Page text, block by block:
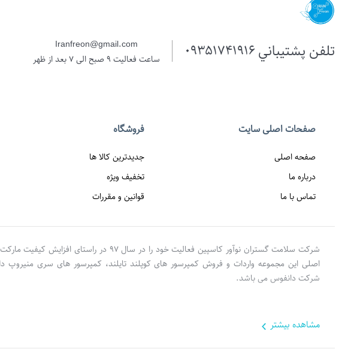
تلفن پشتيباني 09351741916
Iranfreon@gmail.com
ساعت فعالیت 9 صبح الی 7 بعد از ظهر
صفحات اصلی سایت
صفحه اصلی
درباره ما
تماس با ما
فروشگاه
جدیدترین کالا ها
تخفیف ویژه
قوانین و مقررات
شرکت سلامت گستران نوآور کاسپین فعالیت خود را در
اصلی این مجموعه واردات و فروش کمپرسور های کوپلند تایلند، کمپرسور های سری منیروپ
شرکت دانفوس می باشد.
مشاهده بيشتر